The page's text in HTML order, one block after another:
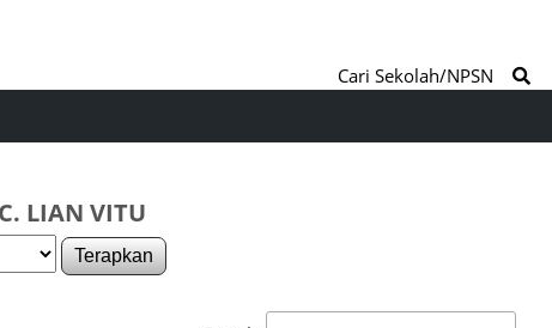
Cari Sekolah/NPSN
LIAN VITU
Terapkan